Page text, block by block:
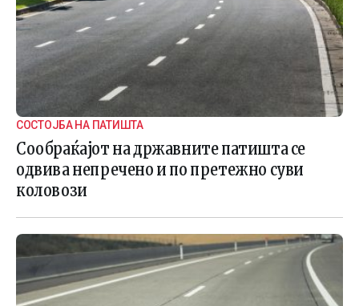
СОСТОЈБА НА ПАТИШТА
Сообраќајот на државните патишта се
одвива непречено и по претежно суви
коловози